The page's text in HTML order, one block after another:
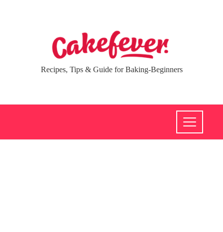
Recipes, Tips & Guide for Baking-Beginners